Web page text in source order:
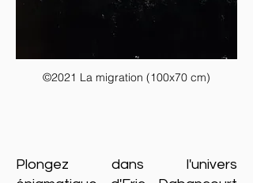
©2021 La migration (100x70 cm)
Plongez dans l'univers